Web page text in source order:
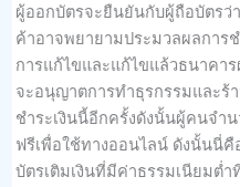
ผู้ออกบัตรจะยืนยันกับผู้ถือบัตรว่
ค้าอาจพยายามประมวลผลการ
การแก้ไขและแก้ไขแล้วธนาคา
จะอนุญาตการทำธุรกรรมและร้
ชำระเงินนี้อีกครั้งดังนั้นผู้คนจำ
ฟรีเพื่อใช้ทางออนไลน์ ดังนั้นนี่คื
บัตรเติมเงินที่มีค่าธรรมเนียมต่